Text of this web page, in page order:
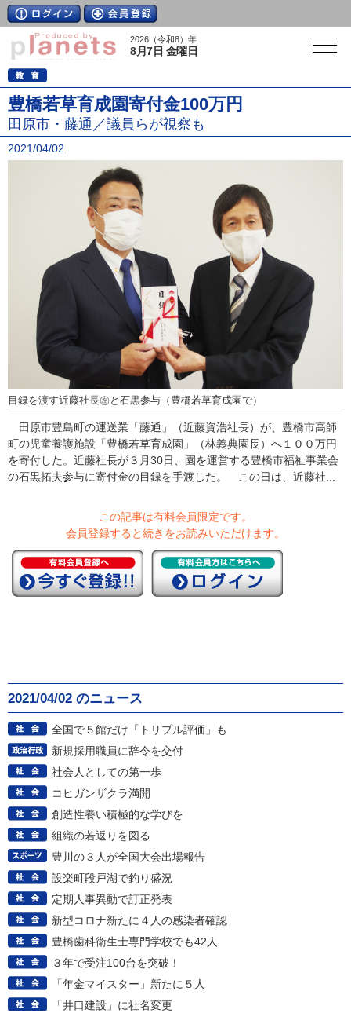
2026（令和8）年
8月7日 金曜日
豊橋若草育成園寄付金100万円
田原市・藤通／議員らが視察も
2021/04/02
目録を渡す近藤社長㊧と石黒参与（豊橋若草育成園で）
田原市豊島町の運送業「藤通」（近藤資浩社長）が、豊橋市高師
町の児童養護施設「豊橋若草育成園」（林義典園長）へ１００万円
を寄付した。近藤社長が３月30日、園を運営する豊橋市福祉事業会
の石黒拓夫参与に寄付金の目録を手渡した。 この日は、近藤社...
この記事は有料会員限定です。
会員登録すると続きをお読みいただけます。
2021/04/02 のニュース
全国で５館だけ「トリプル評価」も
新規採用職員に辞令を交付
社会人としての第一歩
コヒガンザクラ満開
創造性養い積極的な学びを
組織の若返りを図る
豊川の３人が全国大会出場報告
設楽町段戸湖で釣り盛況
定期人事異動で訂正発表
新型コロナ新たに４人の感染者確認
豊橋歯科衛生士専門学校でも42人
３年で受注100台を突破！
「年金マイスター」新たに５人
「井口建設」に社名変更